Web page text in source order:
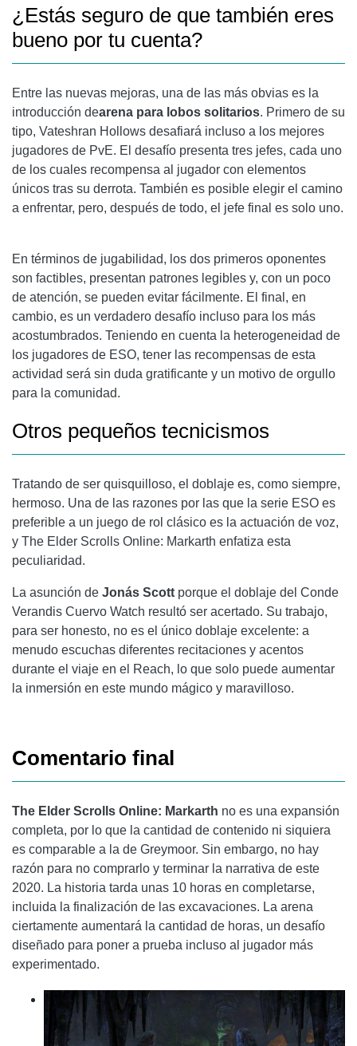
¿Estás seguro de que también eres
bueno por tu cuenta?
Entre las nuevas mejoras, una de las más obvias es la
introducción dearena para lobos solitarios. Primero de su
tipo, Vateshran Hollows desafiará incluso a los mejores
jugadores de PvE. El desafío presenta tres jefes, cada uno
de los cuales recompensa al jugador con elementos
únicos tras su derrota. También es posible elegir el camino
a enfrentar, pero, después de todo, el jefe final es solo uno.
En términos de jugabilidad, los dos primeros oponentes
son factibles, presentan patrones legibles y, con un poco
de atención, se pueden evitar fácilmente. El final, en
cambio, es un verdadero desafío incluso para los más
acostumbrados. Teniendo en cuenta la heterogeneidad de
los jugadores de ESO, tener las recompensas de esta
actividad será sin duda gratificante y un motivo de orgullo
para la comunidad.
Otros pequeños tecnicismos
Tratando de ser quisquilloso, el doblaje es, como siempre,
hermoso. Una de las razones por las que la serie ESO es
preferible a un juego de rol clásico es la actuación de voz,
y The Elder Scrolls Online: Markarth enfatiza esta
peculiaridad.
La asunción de Jonás Scott porque el doblaje del Conde
Verandis Cuervo Watch resultó ser acertado. Su trabajo,
para ser honesto, no es el único doblaje excelente: a
menudo escuchas diferentes recitaciones y acentos
durante el viaje en el Reach, lo que solo puede aumentar
la inmersión en este mundo mágico y maravilloso.
Comentario final
The Elder Scrolls Online: Markarth no es una expansión
completa, por lo que la cantidad de contenido ni siquiera
es comparable a la de Greymoor. Sin embargo, no hay
razón para no comprarlo y terminar la narrativa de este
2020. La historia tarda unas 10 horas en completarse,
incluida la finalización de las excavaciones. La arena
ciertamente aumentará la cantidad de horas, un desafío
diseñado para poner a prueba incluso al jugador más
experimentado.